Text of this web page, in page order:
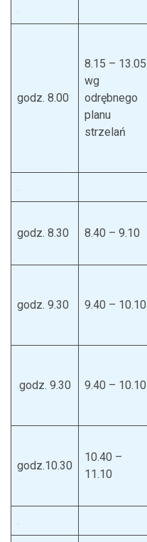
.
godz. 8.00
8.15 – 13.05
wg
odrębnego
planu
strzelań
.
godz. 8.30 8.40 – 9.10
godz. 9.30 9.40 – 10.10
.godz. 9.30 9.40 – 10.10
godz.10.30
10.40 –
11.10
.